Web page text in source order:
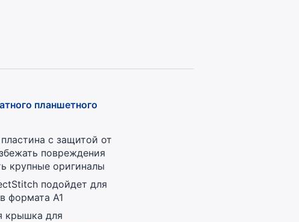
планшетного
с защитой от
повреждения
крупные оригиналы
подойдет для
формата A1
крышка для